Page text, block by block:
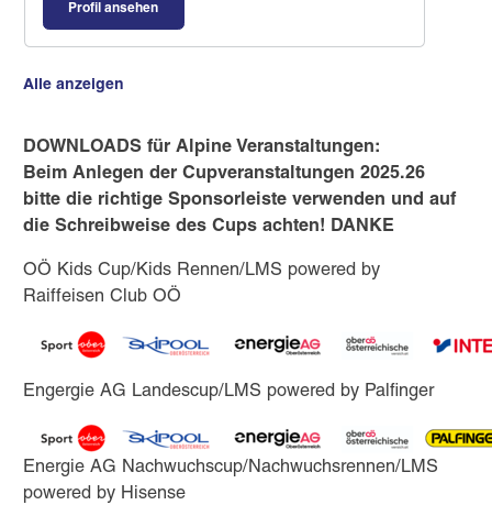
Profil ansehen
Alle anzeigen
DOWNLOADS für Alpine Veranstaltungen:
Beim Anlegen der Cupveranstaltungen 2025.26
bitte die richtige Sponsorleiste verwenden und auf
die Schreibweise des Cups achten! DANKE
OÖ Kids Cup/Kids Rennen/LMS powered by
Raiffeisen Club OÖ
Engergie AG Landescup/LMS powered by Palfinger
Energie AG Nachwuchscup/Nachwuchsrennen/LMS
powered by Hisense